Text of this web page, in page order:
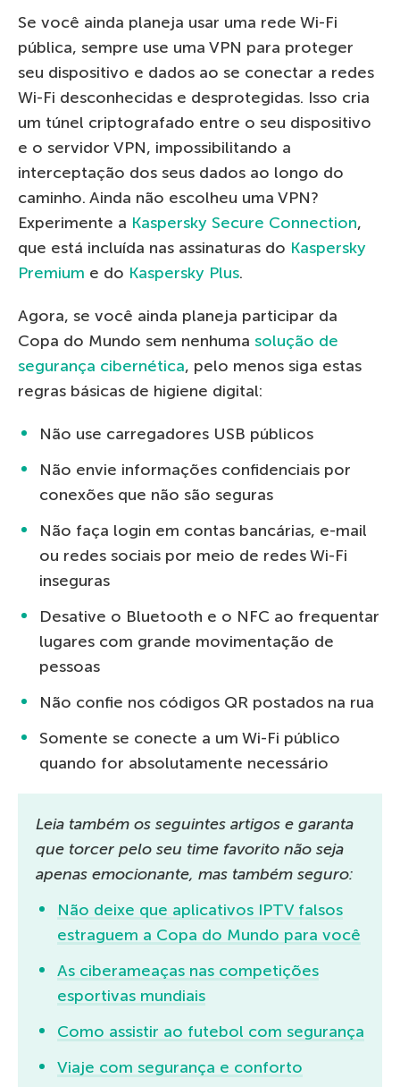
Se você ainda planeja usar uma rede Wi-Fi
pública, sempre use uma VPN para proteger
seu dispositivo e dados ao se conectar a redes
Wi-Fi desconhecidas e desprotegidas. Isso cria
um túnel criptografado entre o seu dispositivo
e o servidor VPN, impossibilitando a
interceptação dos seus dados ao longo do
caminho. Ainda não escolheu uma VPN?
Experimente a Kaspersky Secure Connection,
que está incluída nas assinaturas do Kaspersky
Premium e do Kaspersky Plus.
Agora, se você ainda planeja participar da
Copa do Mundo sem nenhuma solução de
segurança cibernética, pelo menos siga estas
regras básicas de higiene digital:
Não use carregadores USB públicos
Não envie informações confidenciais por
conexões que não são seguras
Não faça login em contas bancárias, e-mail
ou redes sociais por meio de redes Wi-Fi
inseguras
Desative o Bluetooth e o NFC ao frequentar
lugares com grande movimentação de
pessoas
Não confie nos códigos QR postados na rua
Somente se conecte a um Wi-Fi público
quando for absolutamente necessário
Leia também os seguintes artigos e garanta
que torcer pelo seu time favorito não seja
apenas emocionante, mas também seguro:
Não deixe que aplicativos IPTV falsos
estraguem a Copa do Mundo para você
As ciberameaças nas competições
esportivas mundiais
Como assistir ao futebol com segurança
Viaje com segurança e conforto